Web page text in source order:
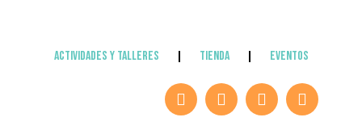
ACTIVIDADES Y TALLERES Tienda EVENTOS